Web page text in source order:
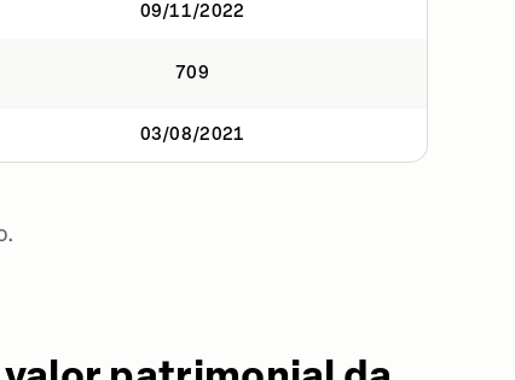
09/11/2022
709
03/08/2021